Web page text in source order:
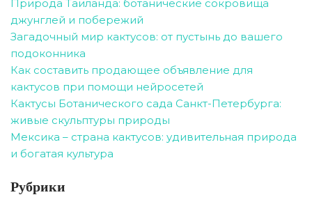
Природа Таиланда: ботанические сокровища
джунглей и побережий
Загадочный мир кактусов: от пустынь до вашего
подоконника
Как составить продающее объявление для
кактусов при помощи нейросетей
Кактусы Ботанического сада Санкт-Петербурга:
живые скульптуры природы
Мексика – страна кактусов: удивительная природа
и богатая культура
Рубрики